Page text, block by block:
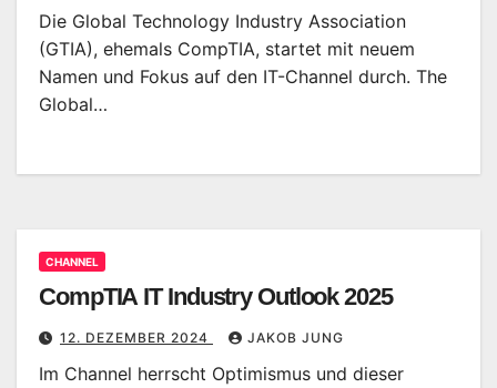
Die Global Technology Industry Association
(GTIA), ehemals CompTIA, startet mit neuem
Namen und Fokus auf den IT-Channel durch. The
Global…
CHANNEL
CompTIA IT Industry Outlook 2025
12. DEZEMBER 2024 JAKOB JUNG
Im Channel herrscht Optimismus und dieser